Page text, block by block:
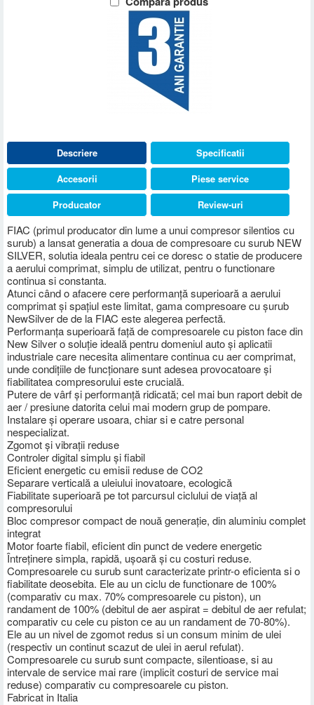
Descriere
FIAC (primul producator din lume a unui compresor silentios cu
surub) a lansat generatia a doua de compresoare cu surub NEW
SILVER, solutia ideala pentru cei ce doresc o statie de producere
a aerului comprimat, simplu de utilizat, pentru o functionare
continua si constanta.
Atunci când o afacere cere performanță superioară a aerului
comprimat și spațiul este limitat, gama compresoare cu șurub
NewSilver de de la FIAC este alegerea perfectă.
Performanța superioară față de compresoarele cu piston face din
New Silver o soluție ideală pentru domeniul auto și aplicatii
industriale care necesita alimentare continua cu aer comprimat,
unde condițiile de funcționare sunt adesea provocatoare și
fiabilitatea compresorului este crucială.
Putere de vârf și performanță ridicată; cel mai bun raport debit de
aer / presiune datorita celui mai modern grup de pompare.
Instalare și operare usoara, chiar si e catre personal
nespecializat.
Zgomot și vibrații reduse
Controler digital simplu și fiabil
Eficient energetic cu emisii reduse de CO2
Separare verticală a uleiului inovatoare, ecologică
Fiabilitate superioară pe tot parcursul ciclului de viață al
compresorului
Bloc compresor compact de nouă generație, din aluminiu complet
integrat
Motor foarte fiabil, eficient din punct de vedere energetic
Întreținere simpla, rapidă, ușoară și cu costuri reduse.
Compresoarele cu surub sunt caracterizate printr-o eficienta si o
fiabilitate deosebita. Ele au un ciclu de functionare de 100%
(comparativ cu max. 70% compresoarele cu piston), un
randament de 100% (debitul de aer aspirat = debitul de aer refulat;
comparativ cu cele cu piston ce au un randament de 70-80%).
Ele au un nivel de zgomot redus si un consum minim de ulei
(respectiv un continut scazut de ulei in aerul refulat).
Compresoarele cu surub sunt compacte, silentioase, si au
intervale de service mai rare (implicit costuri de service mai
reduse) comparativ cu compresoarele cu piston.
Fabricat in Italia
Specificatii
Accesorii
Piese service
Producator
Review-uri